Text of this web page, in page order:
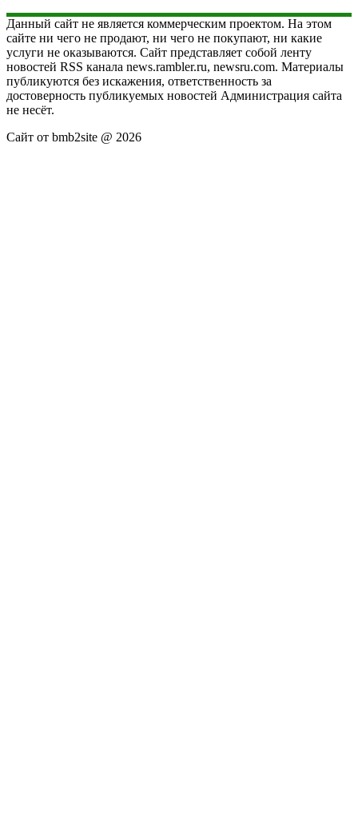
Данный сайт не является коммерческим проектом. На этом
сайте ни чего не продают, ни чего не покупают, ни какие
услуги не оказываются. Сайт представляет собой ленту
новостей RSS канала news.rambler.ru, newsru.com. Материалы
публикуются без искажения, ответственность за
достоверность публикуемых новостей Администрация сайта
не несёт.
Сайт от bmb2site @ 2026